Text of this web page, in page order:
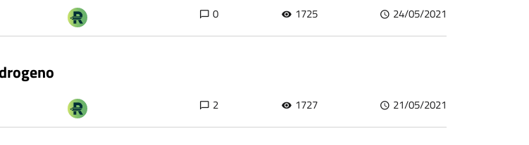
0 1725 24/05/2021
2 1727 21/05/2021